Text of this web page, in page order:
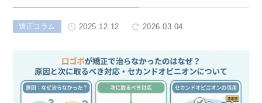
矯正コラム 2025.12.12 2026.03.04